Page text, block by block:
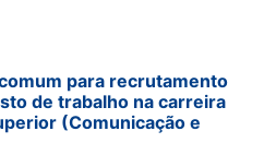
para recrutamento
de trabalho na carreira
(Comunicação e